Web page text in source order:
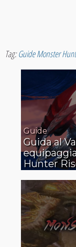
Tag:Guide Monster
Guide
Guida al
Hunter